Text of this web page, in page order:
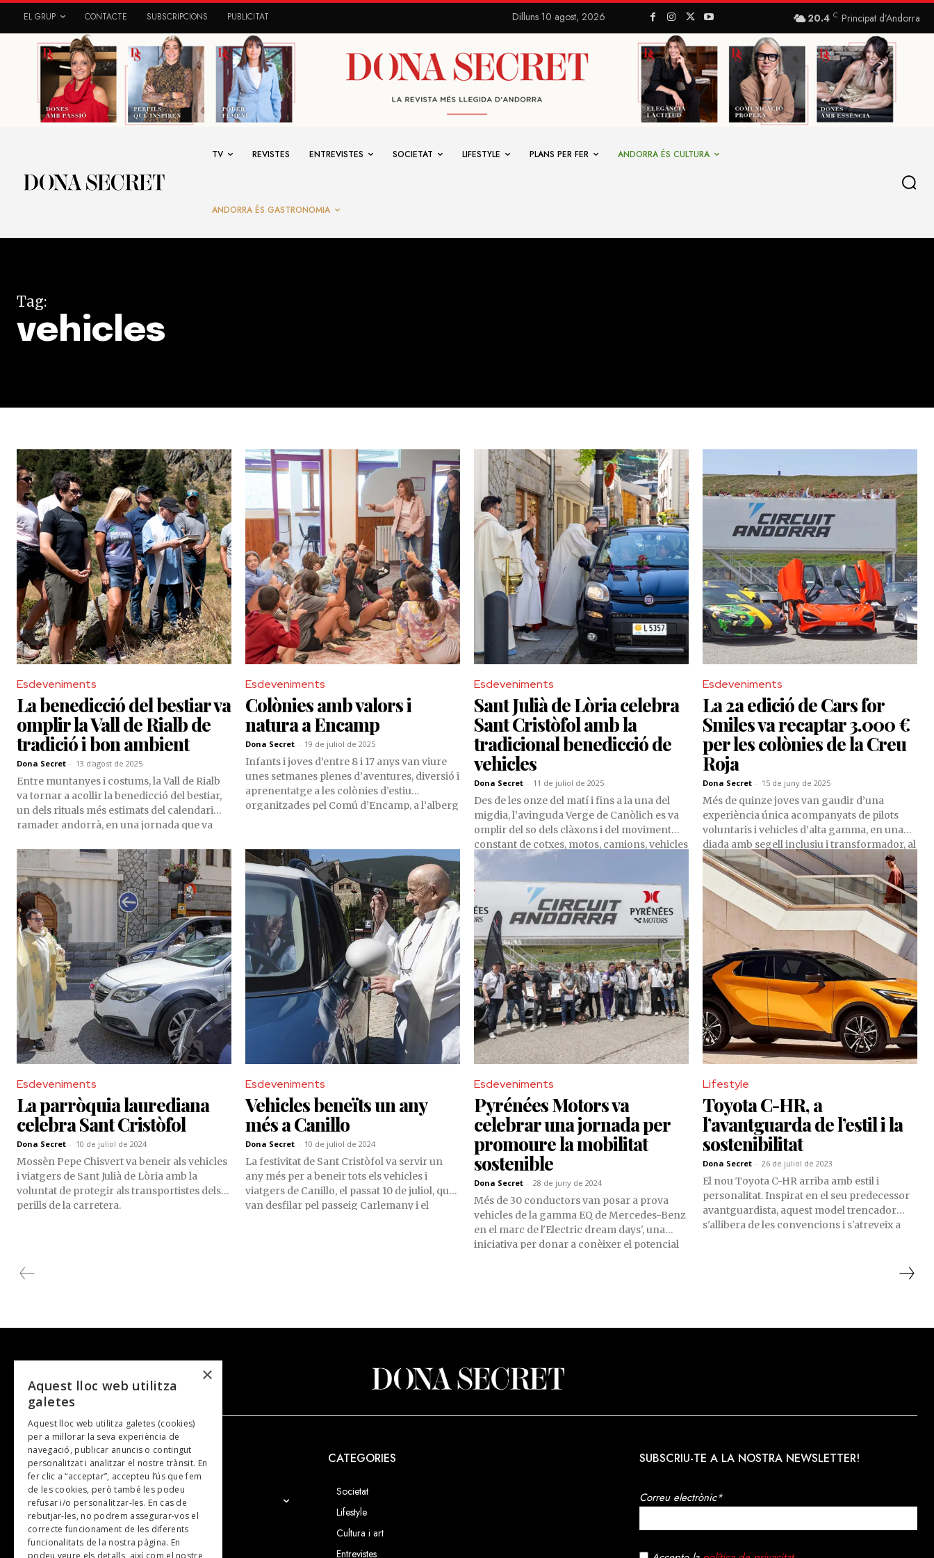
EL GRUP CONTACTE SUBSCRIPCIONS PUBLICITAT Dilluns 10 agost, 2026 20.4 C Principat d’Andorra
TV REVISTES ENTREVISTES SOCIETAT LIFESTYLE PLANS PER FER ANDORRA ÉS CULTURA
ANDORRA ÉS GASTRONOMIA
Tag:
vehicles
Esdeveniments
La benedicció del bestiar va
omplir la Vall de Rialb de
tradició i bon ambient
Dona Secret - 13 d'agost de 2025
Entre muntanyes i costums, la Vall de Rialb
va tornar a acollir la benedicció del bestiar,
un dels rituals més estimats del calendari
ramader andorrà, en una jornada que va
profund entre el territori i la seva gent.
Esdeveniments
Colònies amb valors i
natura a Encamp
Dona Secret - 19 de juliol de 2025
Infants i joves d’entre 8 i 17 anys van viure
unes setmanes plenes d’aventures, diversió i
aprenentatge a les colònies d’estiu
organitzades pel Comú d’Encamp, a l’alberg
inclosa dins el programa d’activitats d’estiu
de la parròquia, va estar pensada per
afavorir el creixement personal, la
convivència i el respecte pel medi ambient.
Esdeveniments
Sant Julià de Lòria celebra
Sant Cristòfol amb la
tradicional benedicció de
vehicles
Dona Secret - 11 de juliol de 2025
Des de les onze del matí i fins a la una del
migdia, l’avinguda Verge de Canòlich es va
omplir del so dels clàxons i del moviment
constant de cotxes, motos, camions, vehicles
oficials del Comú i fins i tot cotxes
d’autoescola, que van desfilar davant de
l’església parroquial per rebre la benedicció
del rector lauredià, mossèn Pepe Chisvert,
en el marc de la celebració de Sant Cristòfol,
patró dels conductors i protector dels
viatgers.
Esdeveniments
La 2a edició de Cars for
Smiles va recaptar 3.000 €
per les colònies de la Creu
Roja
Dona Secret - 15 de juny de 2025
Més de quinze joves van gaudir d’una
experiència única acompanyats de pilots
voluntaris i vehicles d’alta gamma, en una
diada amb segell inclusiu i transformador, al
Circuit Andorra - Pas de la Casa
Esdeveniments
La parròquia laurediana
celebra Sant Cristòfol
Dona Secret - 10 de juliol de 2024
Mossèn Pepe Chisvert va beneir als vehicles
i viatgers de Sant Julià de Lòria amb la
voluntat de protegir als transportistes dels
perills de la carretera.
Esdeveniments
Vehicles beneïts un any
més a Canillo
Dona Secret - 10 de juliol de 2024
La festivitat de Sant Cristòfol va servir un
any més per a beneir tots els vehicles i
viatgers de Canillo, el passat 10 de juliol, que
van desfilar pel passeig Carlemany i el
Esdeveniments
Pyrénées Motors va
celebrar una jornada per
promoure la mobilitat
sostenible
Dona Secret - 28 de juny de 2024
Més de 30 conductors van posar a prova
vehicles de la gamma EQ de Mercedes-Benz
en el marc de l'Electric dream days', una
iniciativa per donar a conèixer el potencial
Lifestyle
Toyota C-HR, a
l’avantguarda de l’estil i la
sostenibilitat
Dona Secret - 26 de juliol de 2023
El nou Toyota C-HR arriba amb estil i
personalitat. Inspirat en el seu predecessor
avantguardista, aquest model trencador
s'allibera de les convencions i s'atreveix a
NOSALTRES
El Grup
Contacte
Subscripcions
CATEGORIES
Societat
Lifestyle
Cultura i art
Entrevistes
SUBSCRIU-TE A LA NOSTRA NEWSLETTER!
Correu electrònic*
×
Aquest lloc web utilitza
galetes
Aquest lloc web utilitza galetes (cookies)
per a millorar la seva experiència de
navegació, publicar anuncis o contingut
personalitzat i analitzar el nostre trànsit. En
fer clic a “acceptar”, accepteu l’ús que fem
de les cookies, però també les podeu
refusar i/o personalitzar-les. En cas de
rebutjar-les, no podrem assegurar-vos el
correcte funcionament de les diferents
funcionalitats de la nostra pàgina. En
podeu veure els detalls, així com el nostre